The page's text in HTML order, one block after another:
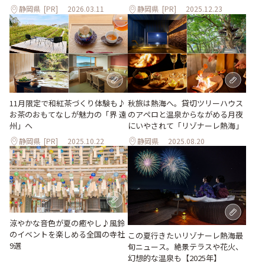
静岡県 [PR] 2026.03.11 静岡県 [PR] 2025.12.23
11月限定で和紅茶づくり体験も♪
お茶のおもてなしが魅⼒の「界 遠
州」へ
静岡県 [PR] 2025.10.22
秋旅は熱海へ。貸切ツリーハウス
のアペロと温泉からながめる月夜
にいやされて「リゾナーレ熱海」
静岡県 2025.08.20
涼やかな音色が夏の癒やし♪風鈴
のイベントを楽しめる全国の寺社
9選
この夏行きたいリゾナーレ熱海最
旬ニュース。絶景テラスや花火、
幻想的な温泉も【2025年】